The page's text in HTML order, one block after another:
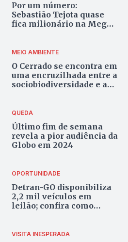
Por um número:
Sebastião Tejota quase
fica milionário na Mega
MEIO AMBIENTE
O Cerrado se encontra em
uma encruzilhada entre a
sociobiodiversidade e a
QUEDA
Último fim de semana
revela a pior audiência da
Globo em 2024
OPORTUNIDADE
Detran-GO disponibiliza
2,2 mil veículos em
leilão; confira como
VISITA INESPERADA